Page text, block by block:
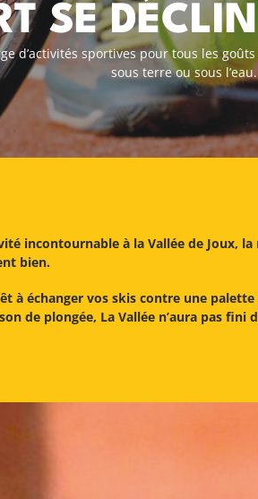
SE
d’activités sportives pour tous les
sous terre ou sous l’eau.
incontournable à la Vallée de Joux,
bien.
à échanger vos skis contre une
de plongée, La Vallée n’aura pas fini